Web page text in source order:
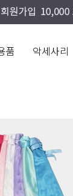
품 악세사리